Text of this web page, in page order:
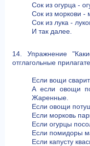
Сок из огурца -
Сок из моркови -
Сок из лука -
И так далее.
14. Упражнение
отглагольные
Если вощи
А если овощи
Жаренные.
Если овощи
Если морковь
Если огурцы
Если помидоры
Если капусту